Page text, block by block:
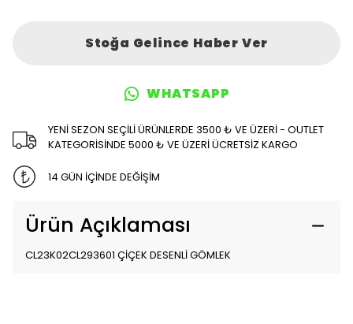
Stoğa Gelince Haber Ver
WHATSAPP
YENİ SEZON SEÇİLİ ÜRÜNLERDE 3500 ₺ VE ÜZERİ - OUTLET
KATEGORİSİNDE 5000 ₺ VE ÜZERİ ÜCRETSİZ KARGO
14 GÜN İÇİNDE DEĞİŞİM
Ürün Açıklaması
CL23K02CL293601 ÇİÇEK DESENLİ GÖMLEK